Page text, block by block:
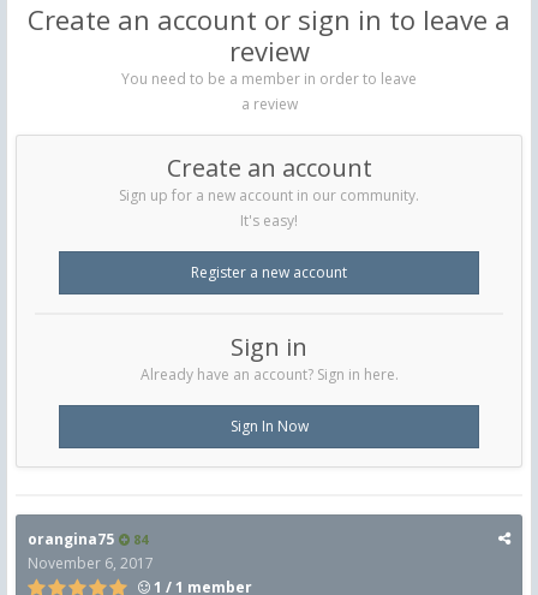
Create an account or sign in to leave a
review
You need to be a member in order to leave
a review
Create an account
Sign up for a new account in our community.
It's easy!
Register a new account
Sign in
Already have an account? Sign in here.
Sign In Now
orangina75 84
November 6, 2017
1 / 1 member